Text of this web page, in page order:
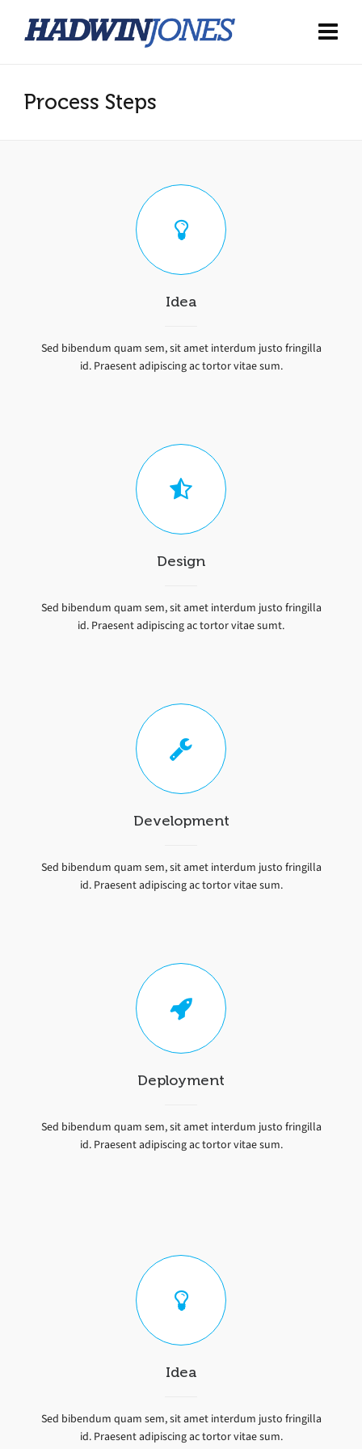
Process Steps
Idea
Sed bibendum quam sem, sit amet interdum justo fringilla
id. Praesent adipiscing ac tortor vitae sum.
Design
Sed bibendum quam sem, sit amet interdum justo fringilla
id. Praesent adipiscing ac tortor vitae sumt.
Development
Sed bibendum quam sem, sit amet interdum justo fringilla
id. Praesent adipiscing ac tortor vitae sum.
Deployment
Sed bibendum quam sem, sit amet interdum justo fringilla
id. Praesent adipiscing ac tortor vitae sum.
Idea
Sed bibendum quam sem, sit amet interdum justo fringilla
id. Praesent adipiscing ac tortor vitae sum.